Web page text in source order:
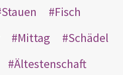
Stauen
Fisch
Mittag
Schädel
Ältestenschaft